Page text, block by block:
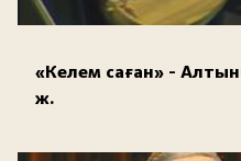
«Келем саған» -
ж.